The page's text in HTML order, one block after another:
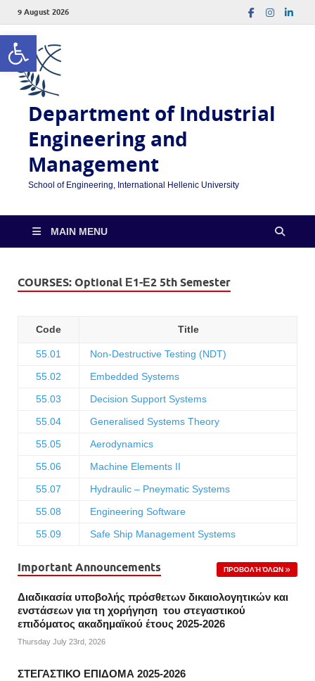
Open toolbar
9 August 2026
Department of Industrial
Engineering and
Management
School of Engineering, International Hellenic University
MAIN MENU
COURSES: Optional Ε1-Ε2 5th Semester
Code Title
55.01
Non-Destructive Testing (NDT)
55.02
Embedded Systems
55.03
Decision Support Systems
55.04
Generalised Systems Theory
55.05
Aerodynamics
55.06
Machine Elements II
55.07
Hydraulic – Pneymatic Systems
55.08
Engineering Software
55.09
Safe Ship Management Systems
Important Announcements ΠΡΟΒΟΛΉ ΌΛΩΝ
Διαδικασία υποβολής πρόσθετων δικαιολογητικών και
ενστάσεων για τη χορήγηση του στεγαστικού
επιδόματος ακαδημαϊκού έτους 2025-2026
Thursday July 23rd, 2026
ΣΤΕΓΑΣΤΙΚΟ ΕΠΙΔΟΜΑ 2025-2026